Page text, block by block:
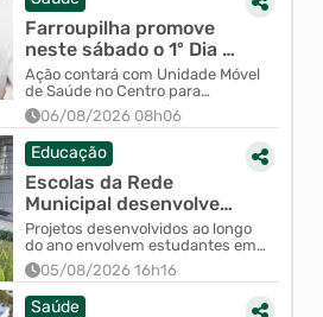
Farroupilha promove
neste sábado o 1º Dia D
Municipal de
Multivacinação
Ação contará com Unidade Móvel
de Saúde no Centro para
atualização da caderneta vacinal
de crianças, adolescentes e
também de pais e responsáveis.
06/08/2026 08h06
Educação
Escolas da Rede
Municipal desenvolvem
ações permanentes de
educação ambiental
em...
Projetos desenvolvidos ao longo
do ano envolvem estudantes em
ações de preservação,
reciclagem, consumo consciente
e cuidado com o meio ambiente
05/08/2026 16h16
Saúde